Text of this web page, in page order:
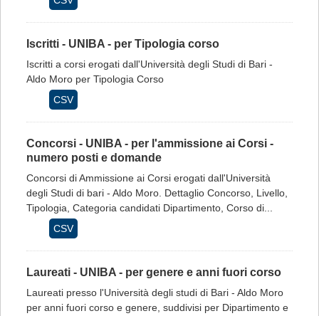
Iscritti - UNIBA - per Tipologia corso
Iscritti a corsi erogati dall'Università degli Studi di Bari -
Aldo Moro per Tipologia Corso
CSV
Concorsi - UNIBA - per l'ammissione ai Corsi -
numero posti e domande
Concorsi di Ammissione ai Corsi erogati dall'Università
degli Studi di bari - Aldo Moro. Dettaglio Concorso, Livello,
Tipologia, Categoria candidati Dipartimento, Corso di...
CSV
Laureati - UNIBA - per genere e anni fuori corso
Laureati presso l'Università degli studi di Bari - Aldo Moro
per anni fuori corso e genere, suddivisi per Dipartimento e